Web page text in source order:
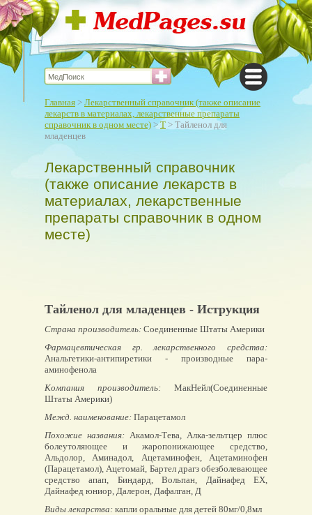
Главная > Лекарственный справочник (также описание
лекарств в материалах, лекарственные препараты
справочник в одном месте) >Т > Тайленол для
младенцев
Лекарственный справочник
(также описание лекарств в
материалах, лекарственные
препараты справочник в одном
месте)
Тайленол для младенцев - Иструкция
Страна производитель: Соединенные Штаты Америки
Фармацевтическая гр. лекарственного средства:
Анальгетики-антипиретики - производные пара-
аминофенола
Компания производитель: МакНейл(Соединенные
Штаты Америки)
Межд. наименование: Парацетамол
Похожие названия: Акамол-Тева, Алка-зельтцер плюс
болеутоляющее и жаропонижающее средство,
Альдолор, Аминадол, Ацетаминофен, Ацетаминофен
(Парацетамол), Ацетомай, Бартел драгз обезболевающее
средство апап, Биндард, Вольпан, Дайнафед ЕХ,
Дайнафед юниор, Далерон, Дафалган, Д
Виды лекарства: капли оральные для детей 80мг/0,8мл